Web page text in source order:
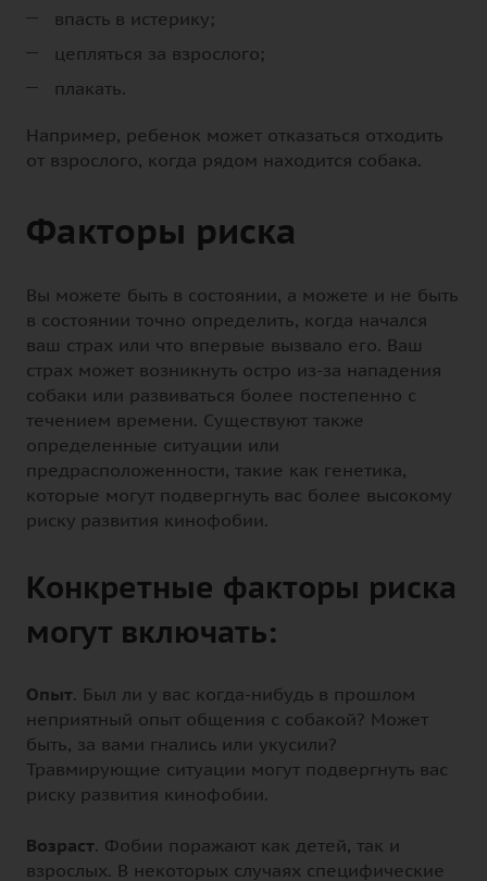
впасть в истерику;
цепляться за взрослого;
плакать.
Например, ребенок может отказаться отходить
от взрослого, когда рядом находится собака.
Факторы риска
Вы можете быть в состоянии, а можете и не быть
в состоянии точно определить, когда начался
ваш страх или что впервые вызвало его. Ваш
страх может возникнуть остро из-за нападения
собаки или развиваться более постепенно с
течением времени. Существуют также
определенные ситуации или
предрасположенности, такие как генетика,
которые могут подвергнуть вас более высокому
риску развития кинофобии.
Конкретные факторы риска
могут включать:
Опыт. Был ли у вас когда-нибудь в прошлом
неприятный опыт общения с собакой? Может
быть, за вами гнались или укусили?
Травмирующие ситуации могут подвергнуть вас
риску развития кинофобии.
Возраст. Фобии поражают как детей, так и
взрослых. В некоторых случаях специфические